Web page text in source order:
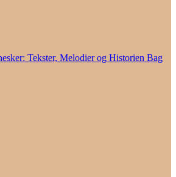
Tekster, Melodier og Historien Bag